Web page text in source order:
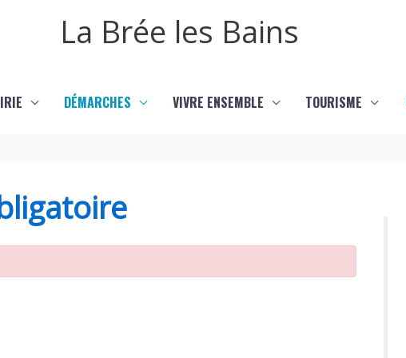
La Brée les Bains
DÉMARCHES VIVRE ENSEMBLE TOURISME